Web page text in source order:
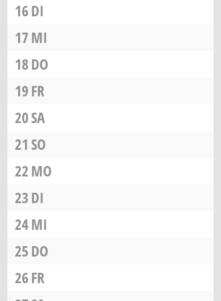
16DI
17MI
18DO
19FR
20SA
21 SO
22MO
23DI
24MI
25DO
26FR